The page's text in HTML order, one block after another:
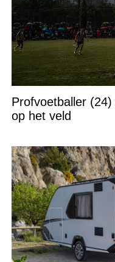
Profvoetballer
op het veld